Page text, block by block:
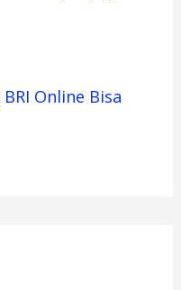
Online Bisa